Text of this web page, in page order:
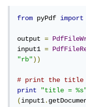
from pyPdf import
output =
input1 =
"rb"))
# print the title
print
"title =
(input1.